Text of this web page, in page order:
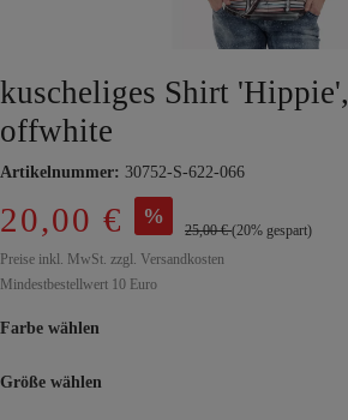
kuscheliges Shirt 'Hippie',
offwhite
Artikelnummer: 30752-S-622-066
20,00 € %
25,00 €(20% gespart)
Preise inkl. MwSt. zzgl. Versandkosten
Mindestbestellwert 10 Euro
Farbe wählen
Größe wählen